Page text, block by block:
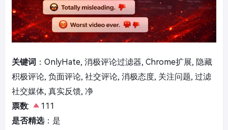
关键词 ：OnlyHate, 消极评论过滤器, Chrome扩展, 隐藏
积极评论, 负面评论, 社交评论, 消极态度, 关注问题, 过滤
社交媒体, 真实反馈, 净
票数:
111
是否精选：是